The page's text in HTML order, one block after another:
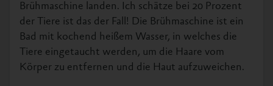
Brühmaschine landen. Ich schätze bei 20 Prozent
der Tiere ist das der Fall! Die Brühmaschine ist ein
Bad mit kochend heißem Wasser, in welches die
Tiere eingetaucht werden, um die Haare vom
Körper zu entfernen und die Haut aufzuweichen.